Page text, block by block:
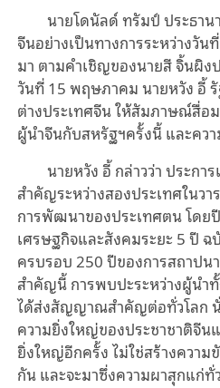
นายโดนัลด์ ทรัมป์ ประธา
จีนอย่างเป็นทางการระหว่างวั
มา ตามคำเชิญของนายสี จิ้นผิง
วันที่ 15 พฤษภาคม นายหวัง อี้
ต่างประเทศจีน ให้สัมภาษณ์สื่อ
ผู้นำจีนกับสหรัฐฯครั้งนี้ และคว
นายหวัง อี้ กล่าวว่า ประกา
สำคัญระหว่างสองประเทศในว
การพัฒนาของประเทศตน โด
เศรษฐกิจและสังคมระยะ 5 ปี
ครบรอบ 250 ปีของการสถาปน
สำคัญนี้ การพบปะระหว่างผู้นำ
ได้ส่งสัญญาณสำคัญต่อทั่วโลก
ความยิ่งใหญ่ของประชาชาติจีน
ยิ่งใหญ่อีกครั้ง ไม่ใช่สร้างความ
กัน และจะมาซึ่งความผาสุกแก่ทั่